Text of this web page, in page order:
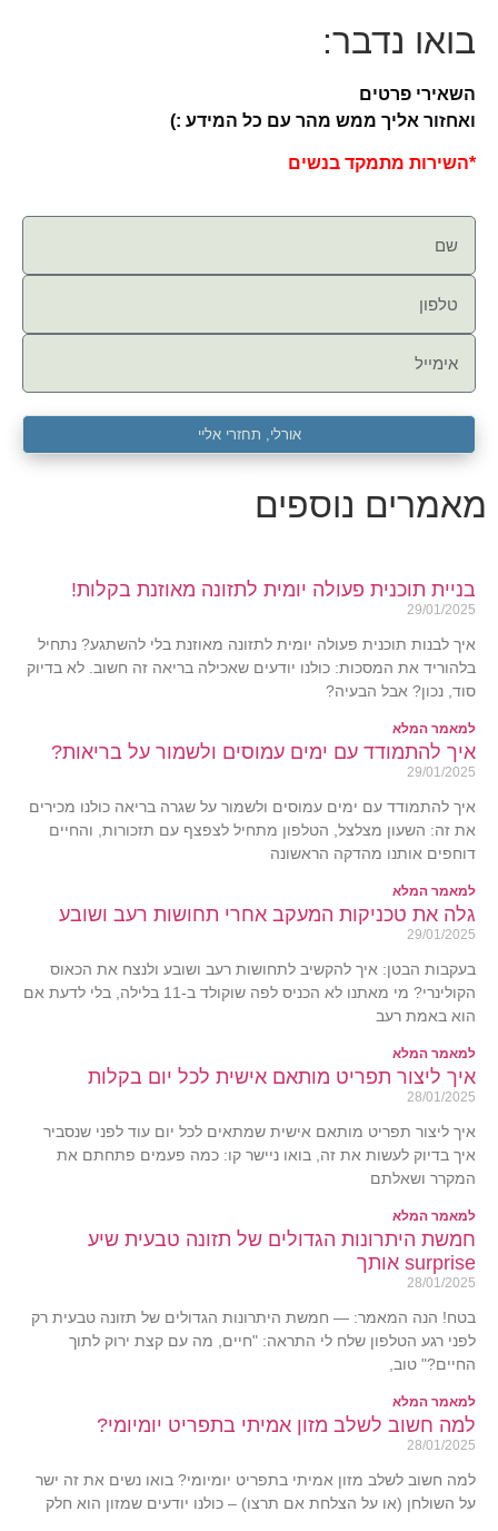
בואו נדבר:
השאירי פרטים
ואחזור אליך ממש מהר עם כל המידע :)
*השירות מתמקד בנשים
אורלי, תחזרי אליי
מאמרים נוספים
בניית תוכנית פעולה יומית לתזונה מאוזנת בקלות!
29/01/2025
איך לבנות תוכנית פעולה יומית לתזונה מאוזנת בלי להשתגע? נתחיל
בלהוריד את המסכות: כולנו יודעים שאכילה בריאה זה חשוב. לא בדיוק
סוד, נכון? אבל הבעיה?
למאמר המלא
איך להתמודד עם ימים עמוסים ולשמור על בריאות?
29/01/2025
איך להתמודד עם ימים עמוסים ולשמור על שגרה בריאה כולנו מכירים
את זה: השעון מצלצל, הטלפון מתחיל לצפצף עם תזכורות, והחיים
דוחפים אותנו מהדקה הראשונה
למאמר המלא
גלה את טכניקות המעקב אחרי תחושות רעב ושובע
29/01/2025
בעקבות הבטן: איך להקשיב לתחושות רעב ושובע ולנצח את הכאוס
הקולינרי? מי מאתנו לא הכניס לפה שוקולד ב-11 בלילה, בלי לדעת אם
הוא באמת רעב
למאמר המלא
איך ליצור תפריט מותאם אישית לכל יום בקלות
28/01/2025
איך ליצור תפריט מותאם אישית שמתאים לכל יום עוד לפני שנסביר
איך בדיוק לעשות את זה, בואו ניישר קו: כמה פעמים פתחתם את
המקרר ושאלתם
למאמר המלא
חמשת היתרונות הגדולים של תזונה טבעית שיע
surprise אותך
28/01/2025
בטח! הנה המאמר: — חמשת היתרונות הגדולים של תזונה טבעית רק
לפני רגע הטלפון שלח לי התראה: "חיים, מה עם קצת ירוק לתוך
החיים?" טוב,
למאמר המלא
למה חשוב לשלב מזון אמיתי בתפריט יומיומי?
28/01/2025
למה חשוב לשלב מזון אמיתי בתפריט יומיומי? בואו נשים את זה ישר
על השולחן (או על הצלחת אם תרצו) – כולנו יודעים שמזון הוא חלק